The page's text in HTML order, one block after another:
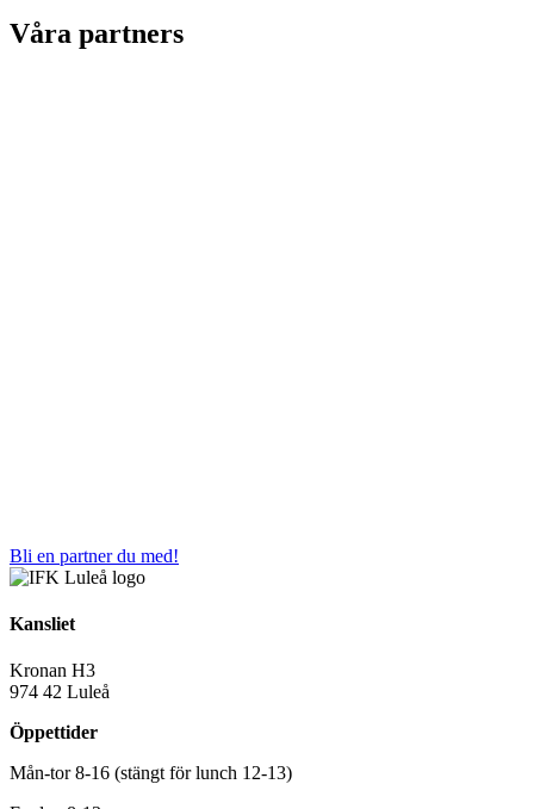
Våra partners
Bli en partner du med!
Kansliet
Kronan H3
974 42 Luleå
Öppettider
Mån-tor 8-16 (stängt för lunch 12-13)